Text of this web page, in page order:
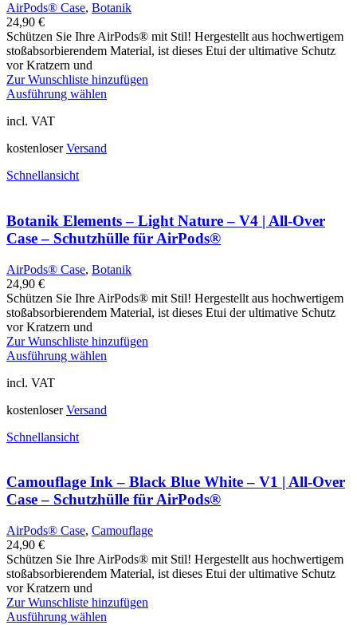
AirPods® Case, Botanik
24,90 €
Schützen Sie Ihre AirPods® mit Stil! Hergestellt aus hochwertigem
stoßabsorbierendem Material, ist dieses Etui der ultimative Schutz
vor Kratzern und
Zur Wunschliste hinzufügen
Ausführung wählen
incl. VAT
kostenloserVersand
Schnellansicht
Botanik Elements – Light Nature – V4 | All-Over
Case – Schutzhülle für AirPods®
AirPods® Case, Botanik
24,90 €
Schützen Sie Ihre AirPods® mit Stil! Hergestellt aus hochwertigem
stoßabsorbierendem Material, ist dieses Etui der ultimative Schutz
vor Kratzern und
Zur Wunschliste hinzufügen
Ausführung wählen
incl. VAT
kostenloserVersand
Schnellansicht
Camouflage Ink – Black Blue White – V1 | All-Over
Case – Schutzhülle für AirPods®
AirPods® Case, Camouflage
24,90 €
Schützen Sie Ihre AirPods® mit Stil! Hergestellt aus hochwertigem
stoßabsorbierendem Material, ist dieses Etui der ultimative Schutz
vor Kratzern und
Zur Wunschliste hinzufügen
Ausführung wählen